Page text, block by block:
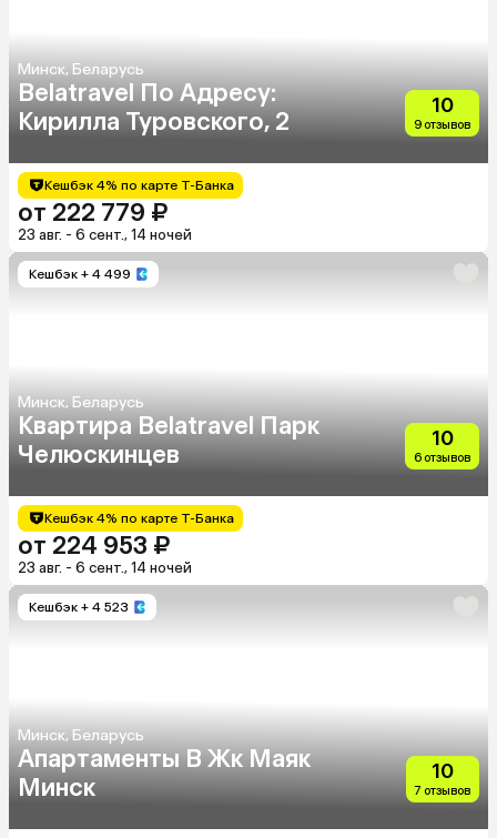
Минск, Беларусь
Belatravel По Адресу:
Кирилла Туровского, 2
10
9 отзывов
Кешбэк 4% по карте Т-Банка
от 222 779 ₽
23 авг. - 6 сент., 14 ночей
Кешбэк + 4 499
Минск, Беларусь
Квартира Belatravel Парк
Челюскинцев
10
6 отзывов
Кешбэк 4% по карте Т-Банка
от 224 953 ₽
23 авг. - 6 сент., 14 ночей
Кешбэк + 4 523
Минск, Беларусь
Апартаменты В Жк Маяк
Минск
10
7 отзывов